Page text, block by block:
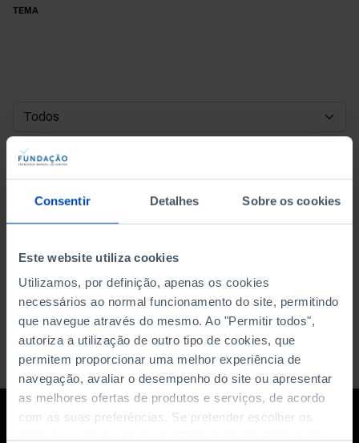
Consentir Detalhes Sobre os cookies
Este website utiliza cookies
Utilizamos, por definição, apenas os cookies
necessários ao normal funcionamento do site, permitindo
que navegue através do mesmo. Ao "Permitir todos",
autoriza a utilização de outro tipo de cookies, que
permitem proporcionar uma melhor experiência de
navegação, avaliar o desempenho do site ou apresentar
as melhores ofertas de produtos e serviços, de acordo
com as suas preferências. Se pretender escolher os
TEMA
DATA DE INÍCIO
DATA DE FIM